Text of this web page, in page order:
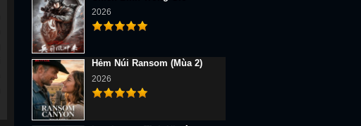
2026
Hẻm Núi Ransom (Mùa 2)
2026